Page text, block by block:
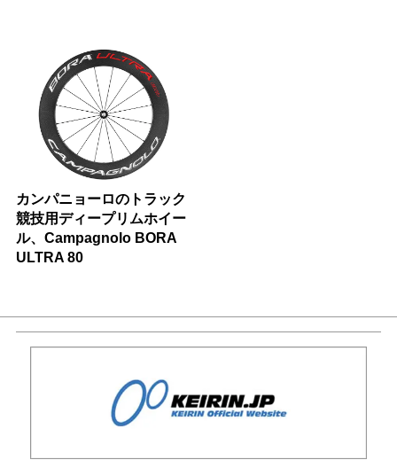
カンパニョーロのトラック
競技用ディープリムホイー
ル、Campagnolo BORA
ULTRA 80